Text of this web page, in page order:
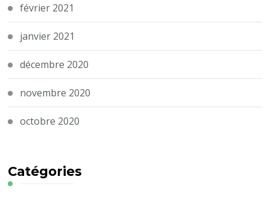
février 2021
janvier 2021
décembre 2020
novembre 2020
octobre 2020
Catégories